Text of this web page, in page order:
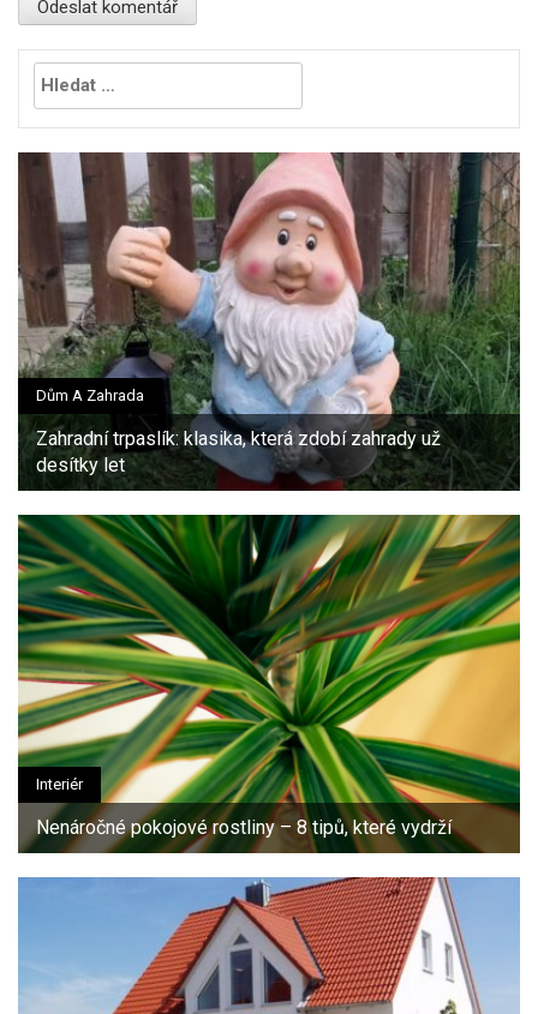
Vyhledávání
Dům A Zahrada
Zahradní trpaslík: klasika, která zdobí zahrady už
desítky let
Interiér
Nenáročné pokojové rostliny – 8 tipů, které vydrží